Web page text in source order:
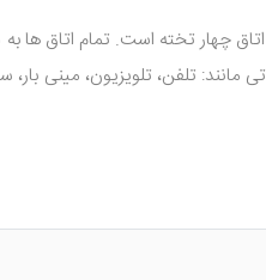
اتاق چهار تخته است. تمام اتاق ها
مانند: تلفن، تلویزیون، مینی